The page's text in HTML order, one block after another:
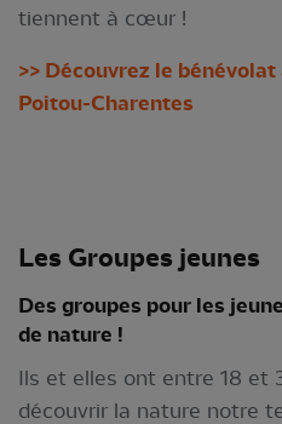
tiennent à cœur !
>> Découvrez le bénévolat
Poitou-Charentes
Les Groupes jeunes
Des groupes pour les
de nature !
Ils et elles ont entre 18 et
découvrir la nature notre